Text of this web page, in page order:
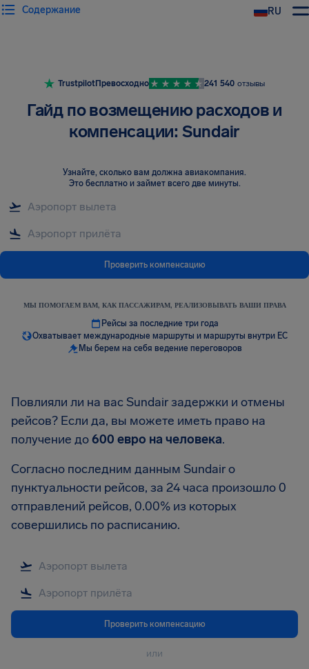
RU
Содержание
TrustpilotПревосходно 241 540 отзывы
Гайд по возмещению расходов и
компенсации: Sundair
Узнайте, сколько вам должна авиакомпания.
Это бесплатно и займет всего две минуты.
Проверить компенсацию
МЫ ПОМОГАЕМ ВАМ, КАК ПАССАЖИРАМ, РЕАЛИЗОВЫВАТЬ ВАШИ ПРАВА
Рейсы за последние три года
Охватывает международные маршруты и маршруты внутри ЕС
Мы берем на себя ведение переговоров
Повлияли ли на вас Sundair задержки и отмены
рейсов? Если да, вы можете иметь право на
получение до600 евро на человека.
Согласно последним данным Sundair о
пунктуальности рейсов, за 24 часа произошло 0
отправлений рейсов, 0.00% из которых
совершились по расписанию.
Проверить компенсацию
или